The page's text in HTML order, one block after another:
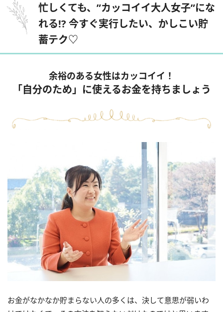
忙しくても、”カッコイイ大人女子”にな
れる!? 今すぐ実行したい、かしこい貯
蓄テク♡
余裕のある女性はカッコイイ！
「自分のため」に使えるお金を持ちましょう
お金がなかなか貯まらない人の多くは、決して意思が弱いわ